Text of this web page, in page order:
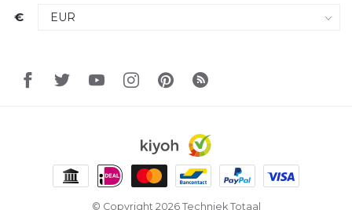
€
© Copyright 2026 Techniek Totaal